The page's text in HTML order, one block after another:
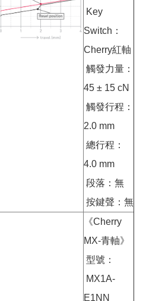
Key
Switch：
Cherry紅軸
觸發力量：
45 ± 15 cN
觸發行程：
2.0 mm
總行程：
4.0 mm
段落：無
按鍵聲：無
《Cherry
MX-青軸》
型號：
MX1A-
E1NN